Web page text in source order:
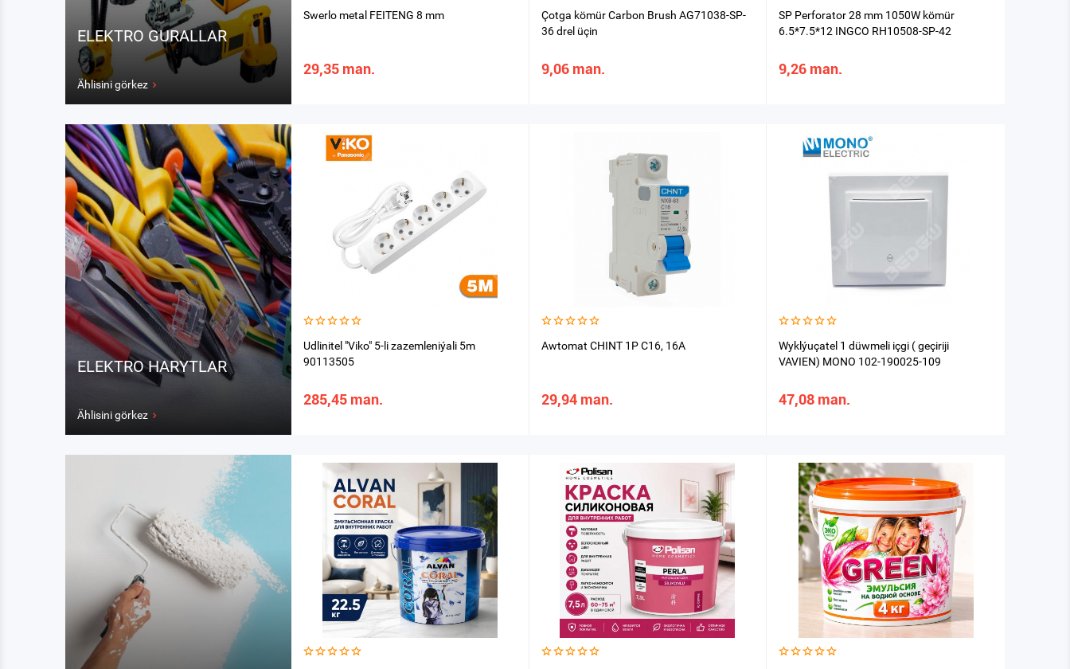
ELEKTRO GURALLAR
Ählisini görkez
Swerlo metal FEITENG 8 mm
29,35 man.
Çotga kömür Carbon Brush AG71038-SP-
36 drel üçin
9,06 man.
SP Perforator 28 mm 1050W kömür
6.5*7.5*12 INGCO RH10508-SP-42
9,26 man.
ELEKTRO HARYTLAR
Ählisini görkez
Udlinitel "Viko" 5-li zazemleniýali 5m
90113505
285,45 man.
Awtomat CHINT 1P С16, 16A
29,94 man.
Wyklýuçatel 1 düwmeli içgi ( geçiriji
VAVIEN) MONO 102-190025-109
47,08 man.